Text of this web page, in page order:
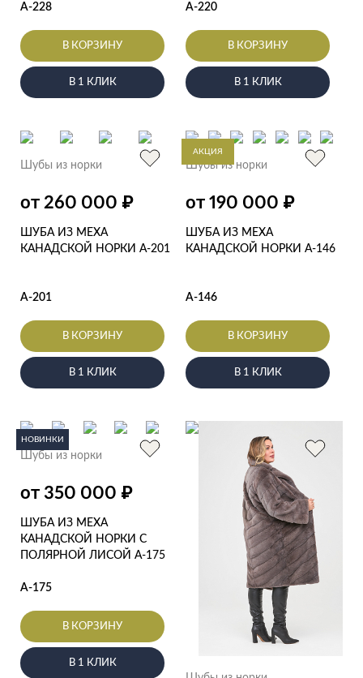
А-228
В КОРЗИНУ
В 1 КЛИК
А-220
В КОРЗИНУ
В 1 КЛИК
Шубы из норки
от 260 000 ₽
ШУБА ИЗ МЕХА
КАНАДСКОЙ НОРКИ А-201
А-201
В КОРЗИНУ
В 1 КЛИК
АКЦИЯ
Шубы из норки
от 190 000 ₽
ШУБА ИЗ МЕХА
КАНАДСКОЙ НОРКИ А-146
А-146
В КОРЗИНУ
В 1 КЛИК
НОВИНКИ
Шубы из норки
от 350 000 ₽
ШУБА ИЗ МЕХА
КАНАДСКОЙ НОРКИ С
ПОЛЯРНОЙ ЛИСОЙ А-175
А-175
В КОРЗИНУ
В 1 КЛИК